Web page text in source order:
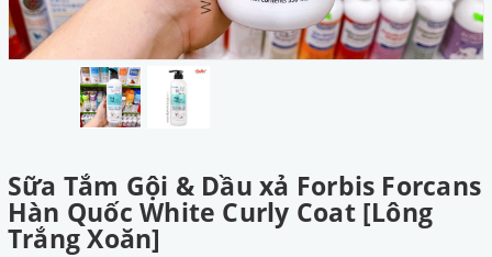
Sữa Tắm Gội & Dầu xả Forbis Forcans
Hàn Quốc White Curly Coat [Lông
Trắng Xoăn]